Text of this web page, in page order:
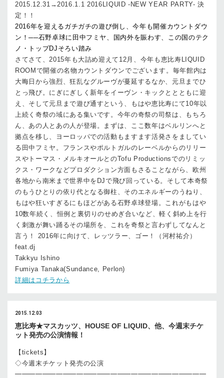
2015.12.31→2016.1.1 2016LIQUID -NEW YEAR PARTY- 決
定！！
2016年を迎えるガチガチの遊び倒し、今年も開催カウントダウ
ン！──石野卓球に田中フミヤ、国内外を賑わす、この国のテク
ノ・トップDJそろい踏み
さてさて、2015年も大詰め迎えて12月、今年も恵比寿LIQUID
ROOMで開催の名物カウントダウンでございます。毎年館内は
大晦日から強烈、狂乱なグルーヴが蔓延するなか、元旦までひ
とっ飛び。にぎにぎしく新年をイーヴン・キックととともに迎
え、そして元旦まで遊び通すという、もはや恵比寿にて10年以
上続く奇祭の域にある集いです。今年の奇祭の司祭は、もちろ
ん、あの人とあの人が登場。まずは、ここ数年はベルリンへと
拠点を移し、ヨーロッパでの活動もますます活発さをましてい
る田中フミヤ。フランスやポルトガルのレーベルからのリリー
スやトーマス・メルキオールとのTofu Productionsでのリミッ
クス・ワークなどプロダクション方面もさることながら、欧州
各地から南米まで世界中をDJで飛び回っている。そして本奇祭
のもうひとりの依り代となる御柱、そのエネルギーのうねり、
もはや狂いすぎるにもほどがある石野卓球登場。これがもはや
10数年続く、恒例と裏切りのせめぎ合いなど、軽く斜め上を行
く刺激が舞い踊るその場所を、これを奇祭と言わずしてなんと
言う！ 2016年に向けて、レッツラー、ゴー！（河村祐介）
feat.dj
Takkyu Ishino
Fumiya Tanaka(Sundance, Perlon)
詳細はコチラから
2015.12.03
恵比寿★マスカッツ、HOUSE OF LIQUID、他、今週末チケ
ット発売の公演情報！
【tickets】
◇今週末チケット発売の公演
━━━━━━━━━━━━━━━━━━━━━━━━━━━━